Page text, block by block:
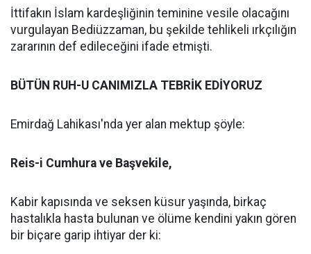
İttifakın İslam kardeşliğinin teminine vesile olacağını
vurgulayan Bediüzzaman, bu şekilde tehlikeli ırkçılığın
zararının def edileceğini ifade etmişti.
BÜTÜN RUH-U CANIMIZLA TEBRİK EDİYORUZ
Emirdağ Lahikası'nda yer alan mektup şöyle:
Reis-i Cumhura ve Başvekile,
Kabir kapısında ve seksen küsur yaşında, birkaç
hastalıkla hasta bulunan ve ölüme kendini yakın gören
bir biçare garip ihtiyar der ki: